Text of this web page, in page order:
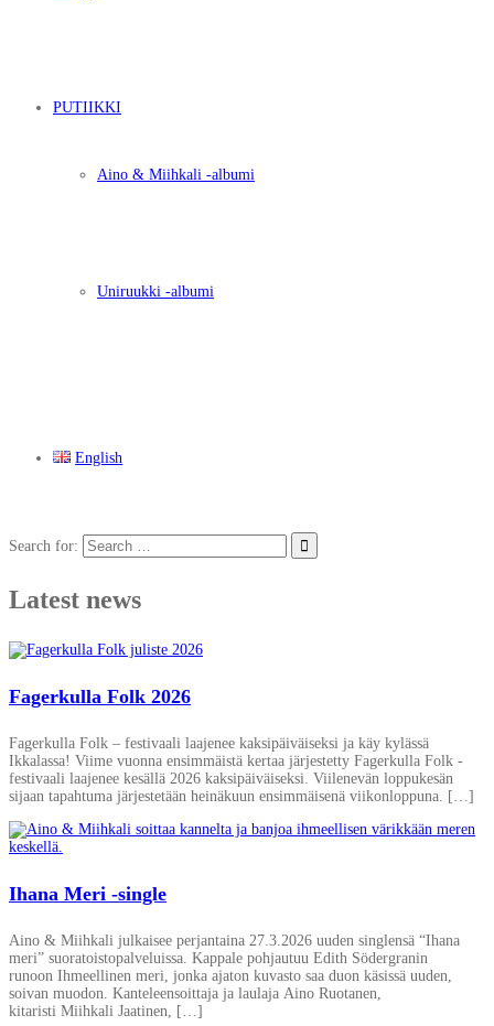
PUTIIKKI
Aino & Miihkali -albumi
Uniruukki -albumi
English
Search for:
Latest news
Fagerkulla Folk 2026
Fagerkulla Folk – festivaali laajenee kaksipäiväiseksi ja käy kylässä
Ikkalassa! Viime vuonna ensimmäistä kertaa järjestetty Fagerkulla Folk -
festivaali laajenee kesällä 2026 kaksipäiväiseksi. Viilenevän loppukesän
sijaan tapahtuma järjestetään heinäkuun ensimmäisenä viikonloppuna. […]
Ihana Meri -single
Aino & Miihkali julkaisee perjantaina 27.3.2026 uuden singlensä “Ihana
meri” suoratoistopalveluissa. Kappale pohjautuu Edith Södergranin
runoon Ihmeellinen meri, jonka ajaton kuvasto saa duon käsissä uuden,
soivan muodon. Kanteleensoittaja ja laulaja Aino Ruotanen,
kitaristi Miihkali Jaatinen, […]